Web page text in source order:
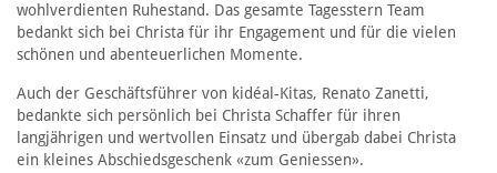
wohlverdienten Ruhestand. Das gesamte Tagesstern Team
bedankt sich bei Christa für ihr Engagement und für die vielen
schönen und abenteuerlichen Momente.
Auch der Geschäftsführer von kidéal-Kitas, Renato Zanetti,
bedankte sich persönlich bei Christa Schaffer für ihren
langjährigen und wertvollen Einsatz und übergab dabei Christa
ein kleines Abschiedsgeschenk «zum Geniessen».